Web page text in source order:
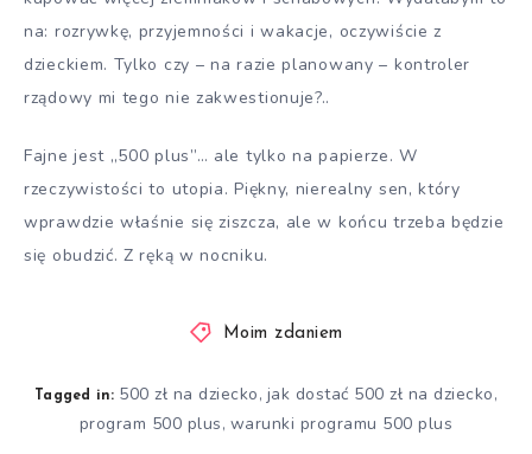
na: rozrywkę, przyjemności i wakacje, oczywiście z
dzieckiem. Tylko czy – na razie planowany – kontroler
rządowy mi tego nie zakwestionuje?..
Fajne jest „500 plus”… ale tylko na papierze. W
rzeczywistości to utopia. Piękny, nierealny sen, który
wprawdzie właśnie się ziszcza, ale w końcu trzeba będzie
się obudzić. Z ręką w nocniku.
Moim zdaniem
Tagged in: 500 zł na dziecko, jak dostać 500 zł na dziecko,
program 500 plus, warunki programu 500 plus